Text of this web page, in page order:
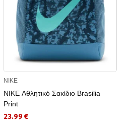
NIKE
NIKE Αθλητικό Σακίδιο Brasilia
Print
23.99 €